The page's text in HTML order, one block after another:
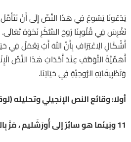
يَدْعُونَا يَسُوعُ فِي هٰذَا النَّصِّ إِلَى أَنْ نَتَأَمَّلَ
نَغْرِسَ فِي قُلُوبِنَا رُوحَ الشُّكْرِ نَحْوَهُ
أَشْكَالِ الِاعْتِرَافِ بِأَنَّ اللهَ أَبٌ يَعْمَلُ فِي
أَهَمِّيَّةُ التَّوَقُّفِ عِنْدَ أَحْدَاثِ هٰذَا النَّصِّ
وَتَطْبِيقَاتِهِ الرُّوحِيَّةِ فِي حَيَاتِنَا.
أولا: وقائع النص الإنجيلي وتحليله (لوقا 17: 11-
11وبَينَما هو سائِرٌ إلى أُورَشَليم ، مَرَّ